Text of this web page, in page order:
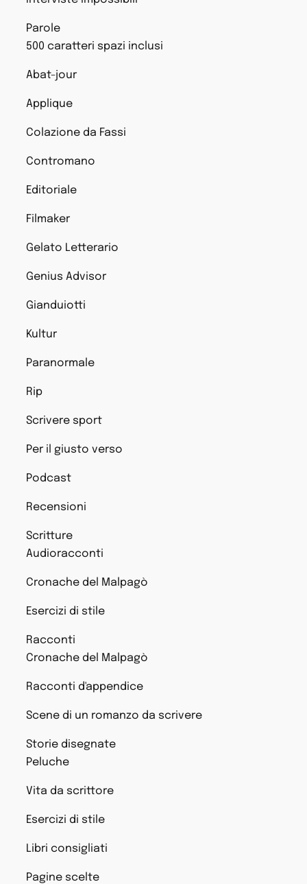
Parole
500 caratteri spazi inclusi
Abat-jour
Applique
Colazione da Fassi
Contromano
Editoriale
Filmaker
Gelato Letterario
Genius Advisor
Gianduiotti
Kultur
Paranormale
Rip
Scrivere sport
Per il giusto verso
Podcast
Recensioni
Scritture
Audioracconti
Cronache del Malpagò
Esercizi di stile
Racconti
Cronache del Malpagò
Racconti d'appendice
Scene di un romanzo da scrivere
Storie disegnate
Peluche
Vita da scrittore
Esercizi di stile
Libri consigliati
Pagine scelte